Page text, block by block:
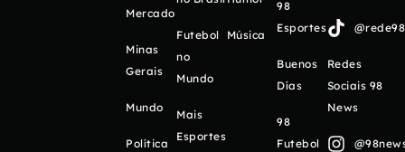
Mercado
Minas
Gerais
Mundo
Política
Futebol
no
Mundo
Mais
Esportes
Música
98
Esportes
Buenos
Días
98
Futebol
Redes
Sociais 98
News